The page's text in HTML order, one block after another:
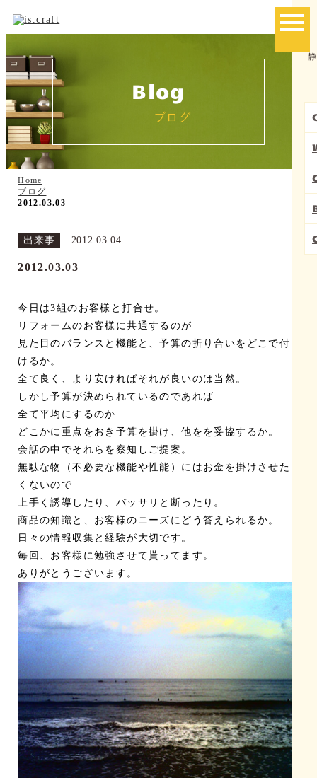
toggle
Blog
ブログ
Home
ブログ
2012.03.03
出来事 2012.03.04
2012.03.03
今日は3組のお客様と打合せ。
リフォームのお客様に共通するのが
見た目のバランスと機能と、予算の折り合いをどこで付
けるか。
全て良く、より安ければそれが良いのは当然。
しかし予算が決められているのであれば
全て平均にするのか
どこかに重点をおき予算を掛け、他をを妥協するか。
会話の中でそれらを察知しご提案。
無駄な物（不必要な機能や性能）にはお金を掛けさせた
くないので
上手く誘導したり、バッサリと断ったり。
商品の知識と、お客様のニーズにどう答えられるか。
日々の情報収集と経験が大切です。
毎回、お客様に勉強させて貰ってます。
ありがとうございます。